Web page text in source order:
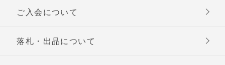
ご入会について
落札・出品について